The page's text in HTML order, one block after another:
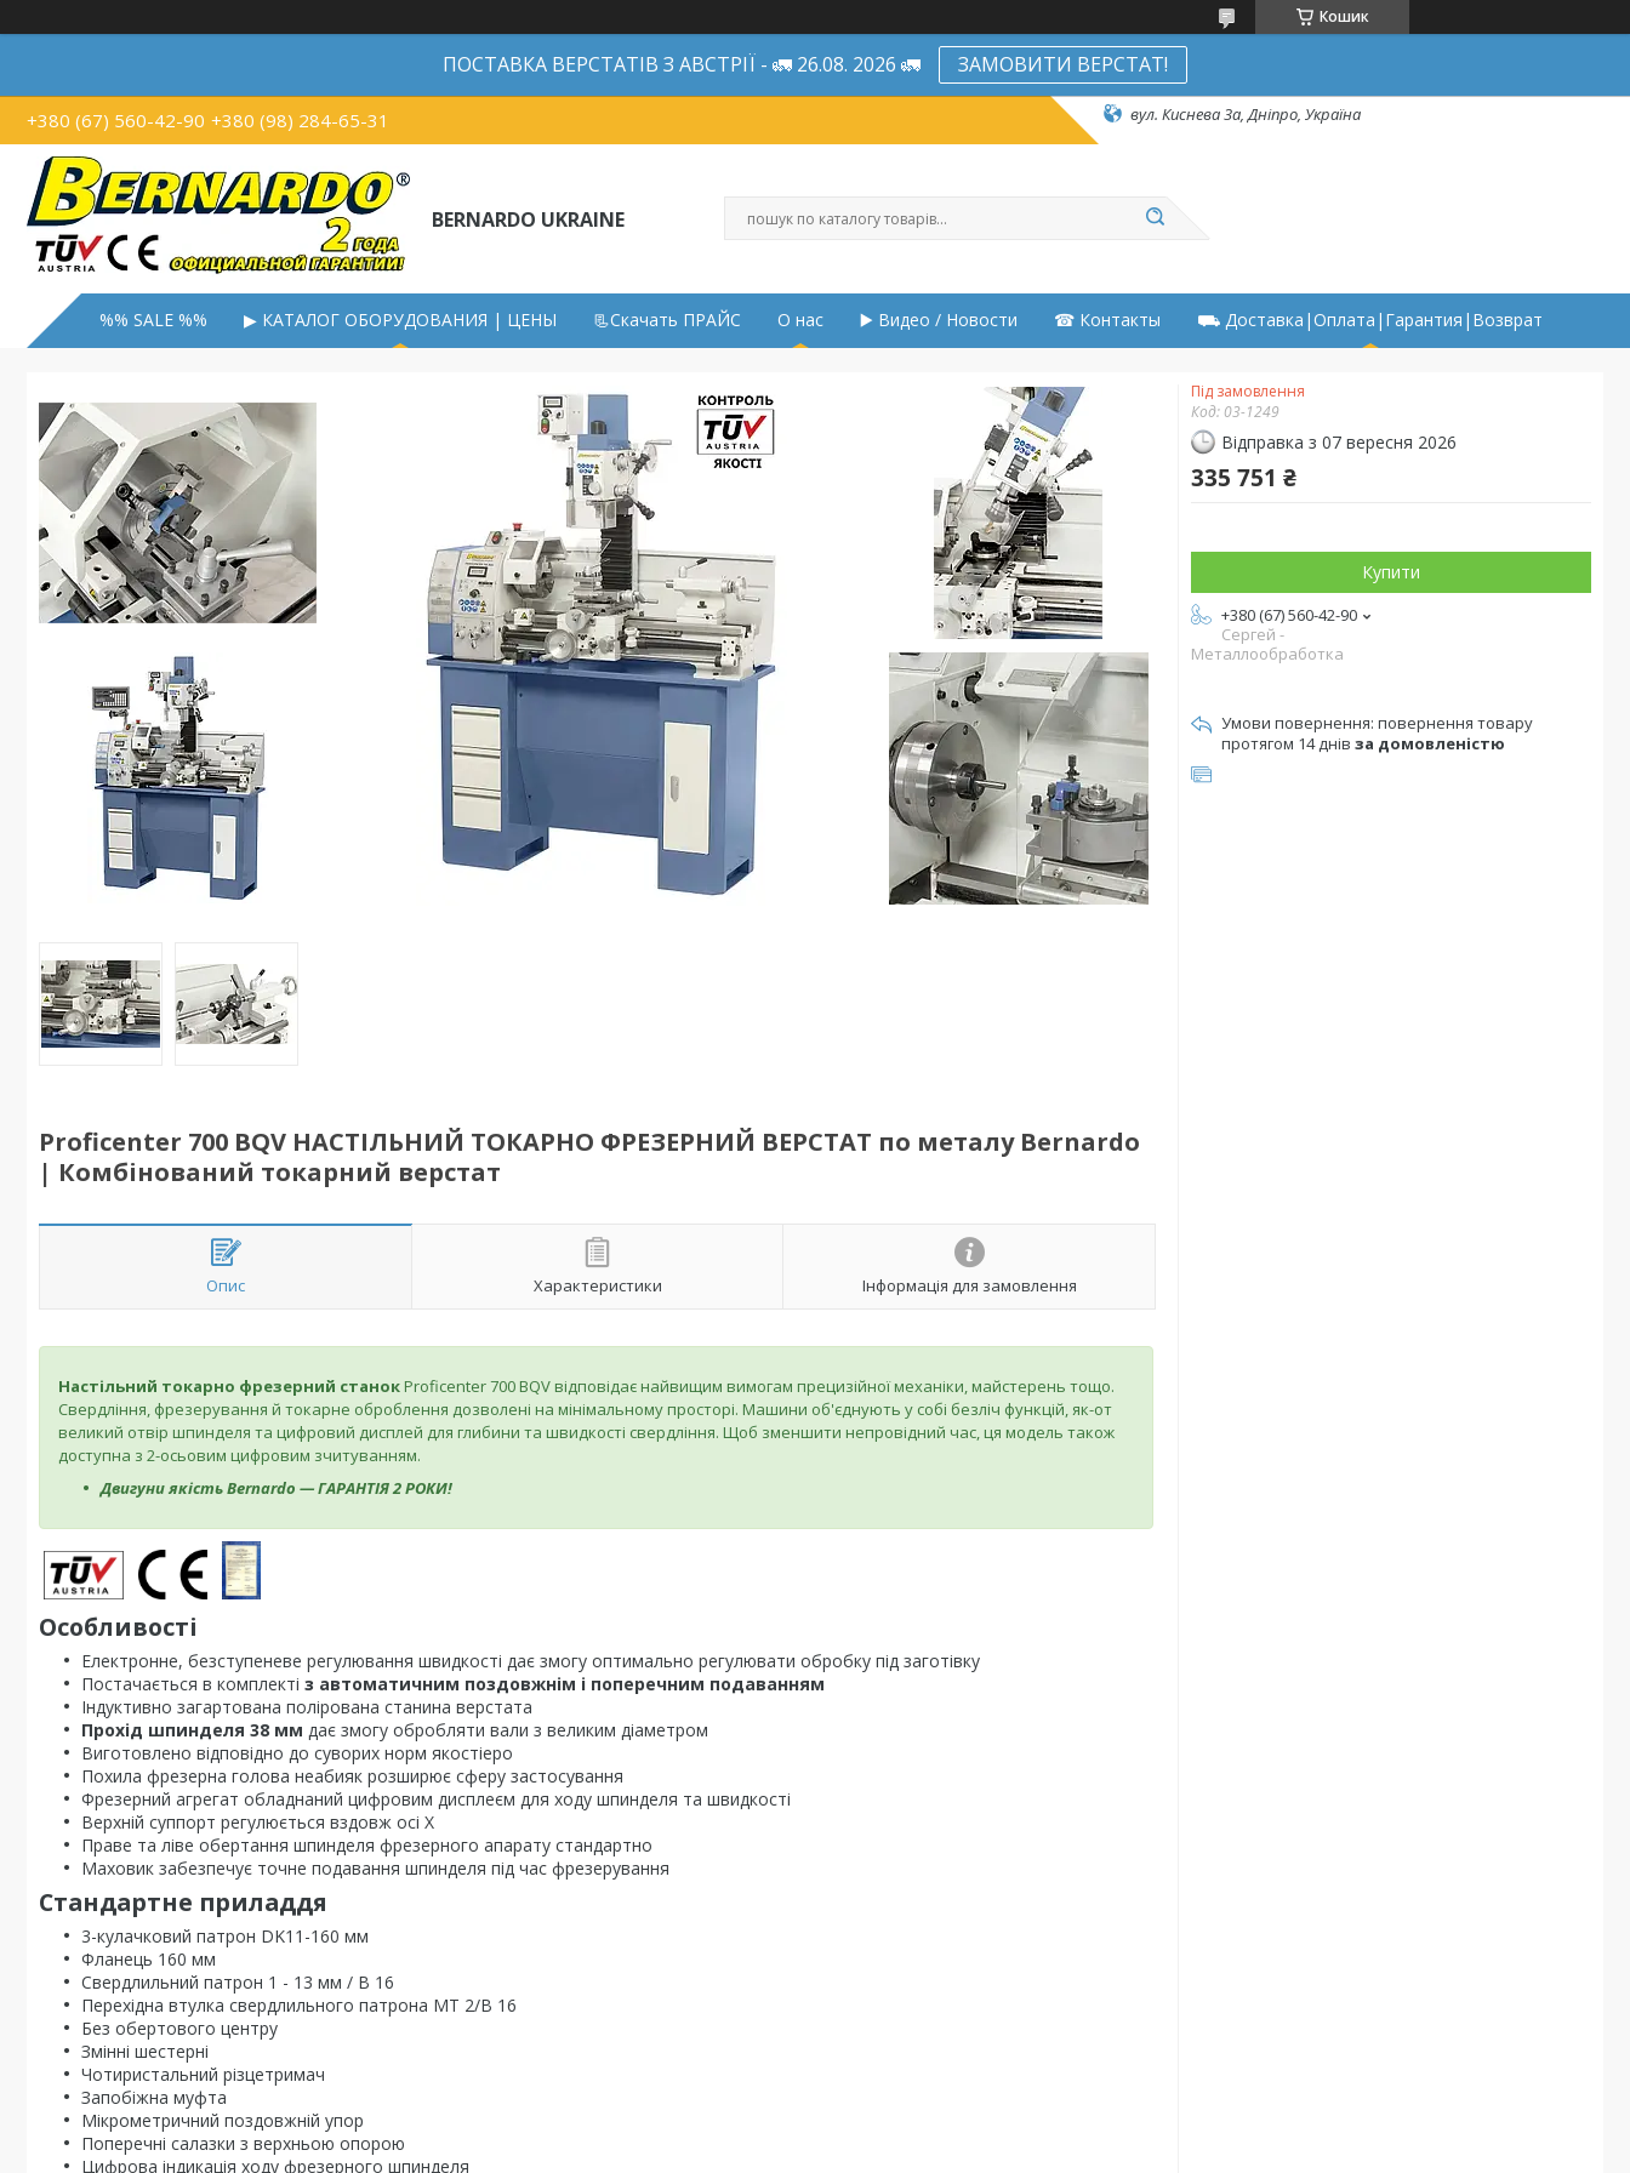
Кошик
ПОСТАВКА ВЕРСТАТІВ З АВСТРІЇ - 🚛 26.08. 2026 🚛 ЗАМОВИТИ ВЕРСТАТ!
+380 (67) 560-42-90 +380 (98) 284-65-31 вул. Киснева 3а, Дніпро, Україна
BERNARDO UKRAINE
%% SALE %% ▶ КАТАЛОГ ОБОРУДОВАНИЯ | ЦЕНЫ 📃Скачать ПРАЙС О нас ▶️ Видео / Новости ☎ Контакты ⛟ Доставка|Оплата|Гарантия|Возврат
Proficenter 700 BQV НАСТІЛЬНИЙ ТОКАРНО ФРЕЗЕРНИЙ ВЕРСТАТ по металу Bernardo
| Комбінований токарний верстат
Опис Характеристики Інформація для замовлення
Настільний токарно фрезерний станокProficenter 700 BQV відповідає найвищим вимогам прецизійної механіки, майстерень тощо.
Свердління, фрезерування й токарне оброблення дозволені на мінімальному просторі. Машини об'єднують у собі безліч функцій, як-от
великий отвір шпинделя та цифровий дисплей для глибини та швидкості свердління. Щоб зменшити непровідний час, ця модель також
доступна з 2-осьовим цифровим зчитуванням.
Двигуни якість Bernardo — ГАРАНТІЯ 2 РОКИ!
Особливості
Електронне, безступеневе регулювання швидкості дає змогу оптимально регулювати обробку під заготівку
Постачається в комплекті з автоматичним поздовжнім і поперечним подаванням
Індуктивно загартована полірована станина верстата
Прохід шпинделя 38 мм дає змогу обробляти вали з великим діаметром
Виготовлено відповідно до суворих норм якостіеро
Похила фрезерна голова неабияк розширює сферу застосування
Фрезерний агрегат обладнаний цифровим дисплеєм для ходу шпинделя та швидкості
Верхній суппорт регулюється вздовж осі X
Праве та ліве обертання шпинделя фрезерного апарату стандартно
Маховик забезпечує точне подавання шпинделя під час фрезерування
Стандартне приладдя
3-кулачковий патрон DK11-160 мм
Фланець 160 мм
Свердлильний патрон 1 - 13 мм / В 16
Перехідна втулка свердлильного патрона MT 2/B 16
Без обертового центру
Змінні шестерні
Чотиристальний різцетримач
Запобіжна муфта
Мікрометричний поздовжній упор
Поперечні салазки з верхньою опорою
Цифрова індикація ходу фрезерного шпинделя
Під замовлення
Код: 03-1249
Відправка з 07 вересня 2026
335 751 ₴
Купити
+380 (67) 560-42-90
Сергей -
Металлообработка
повернення товару
протягом 14 днів за домовленістю